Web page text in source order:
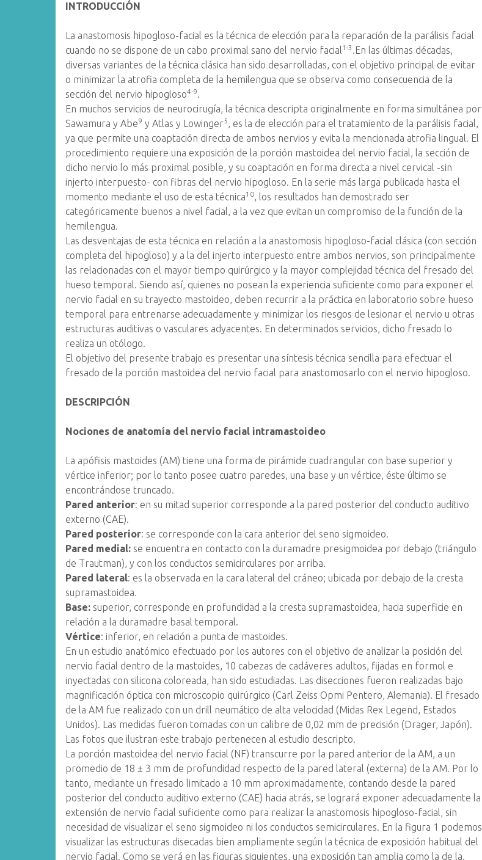
INTRODUCCIÓN
La anastomosis hipogloso-facial es la técnica de elección para la reparación de la parálisis facial
cuando no se dispone de un cabo proximal sano del nervio facial1-3 .En las últimas décadas,
diversas variantes de la técnica clásica han sido desarrolladas, con el objetivo principal de evitar
o minimizar la atrofia completa de la hemilengua que se observa como consecuencia de la
sección del nervio hipogloso4-9.
En muchos servicios de neurocirugía, la técnica descripta originalmente en forma simultánea por
Sawamura y Abe9 y Atlas y Lowinger5, es la de elección para el tratamiento de la parálisis facial,
ya que permite una coaptación directa de ambos nervios y evita la mencionada atrofia lingual. El
procedimiento requiere una exposición de la porción mastoidea del nervio facial, la sección de
dicho nervio lo más proximal posible, y su coaptación en forma directa a nivel cervical -sin
injerto interpuesto- con fibras del nervio hipogloso. En la serie más larga publicada hasta el
momento mediante el uso de esta técnica10, los resultados han demostrado ser
categóricamente buenos a nivel facial, a la vez que evitan un compromiso de la función de la
hemilengua.
Las desventajas de esta técnica en relación a la anastomosis hipogloso-facial clásica (con sección
completa del hipogloso) y a la del injerto interpuesto entre ambos nervios, son principalmente
las relacionadas con el mayor tiempo quirúrgico y la mayor complejidad técnica del fresado del
hueso temporal. Siendo así, quienes no posean la experiencia suficiente como para exponer el
nervio facial en su trayecto mastoideo, deben recurrir a la práctica en laboratorio sobre hueso
temporal para entrenarse adecuadamente y minimizar los riesgos de lesionar el nervio u otras
estructuras auditivas o vasculares adyacentes. En determinados servicios, dicho fresado lo
realiza un otólogo.
El objetivo del presente trabajo es presentar una síntesis técnica sencilla para efectuar el
fresado de la porción mastoidea del nervio facial para anastomosarlo con el nervio hipogloso.
DESCRIPCIÓN
Nociones de anatomía del nervio facial intramastoideo
La apófisis mastoides (AM) tiene una forma de pirámide cuadrangular con base superior y
vértice inferior; por lo tanto posee cuatro paredes, una base y un vértice, éste último se
encontrándose truncado.
Pared anterior: en su mitad superior corresponde a la pared posterior del conducto auditivo
externo (CAE).
Pared posterior: se corresponde con la cara anterior del seno sigmoideo.
Pared medial: se encuentra en contacto con la duramadre presigmoidea por debajo (triángulo
de Trautman), y con los conductos semicirculares por arriba.
Pared lateral: es la observada en la cara lateral del cráneo; ubicada por debajo de la cresta
supramastoidea.
Base: superior, corresponde en profundidad a la cresta supramastoidea, hacia superficie en
relación a la duramadre basal temporal.
Vértice: inferior, en relación a punta de mastoides.
En un estudio anatómico efectuado por los autores con el objetivo de analizar la posición del
nervio facial dentro de la mastoides, 10 cabezas de cadáveres adultos, fijadas en formol e
inyectadas con silicona coloreada, han sido estudiadas. Las disecciones fueron realizadas bajo
magnificación óptica con microscopio quirúrgico (Carl Zeiss Opmi Pentero, Alemania). El fresado
de la AM fue realizado con un drill neumático de alta velocidad (Midas Rex Legend, Estados
Unidos). Las medidas fueron tomadas con un calibre de 0,02 mm de precisión (Drager, Japón).
Las fotos que ilustran este trabajo pertenecen al estudio descripto.
La porción mastoidea del nervio facial (NF) transcurre por la pared anterior de la AM, a un
promedio de 18 ± 3 mm de profundidad respecto de la pared lateral (externa) de la AM. Por lo
tanto, mediante un fresado limitado a 10 mm aproximadamente, contando desde la pared
posterior del conducto auditivo externo (CAE) hacia atrás, se logrará exponer adecuadamente la
extensión de nervio facial suficiente como para realizar la anastomosis hipogloso-facial, sin
necesidad de visualizar el seno sigmoideo ni los conductos semicirculares. En la figura 1 podemos
visualizar las estructuras disecadas bien ampliamente según la técnica de exposición habitual del
nervio facial. Como se verá en las figuras siguientes, una exposición tan amplia como la de la.